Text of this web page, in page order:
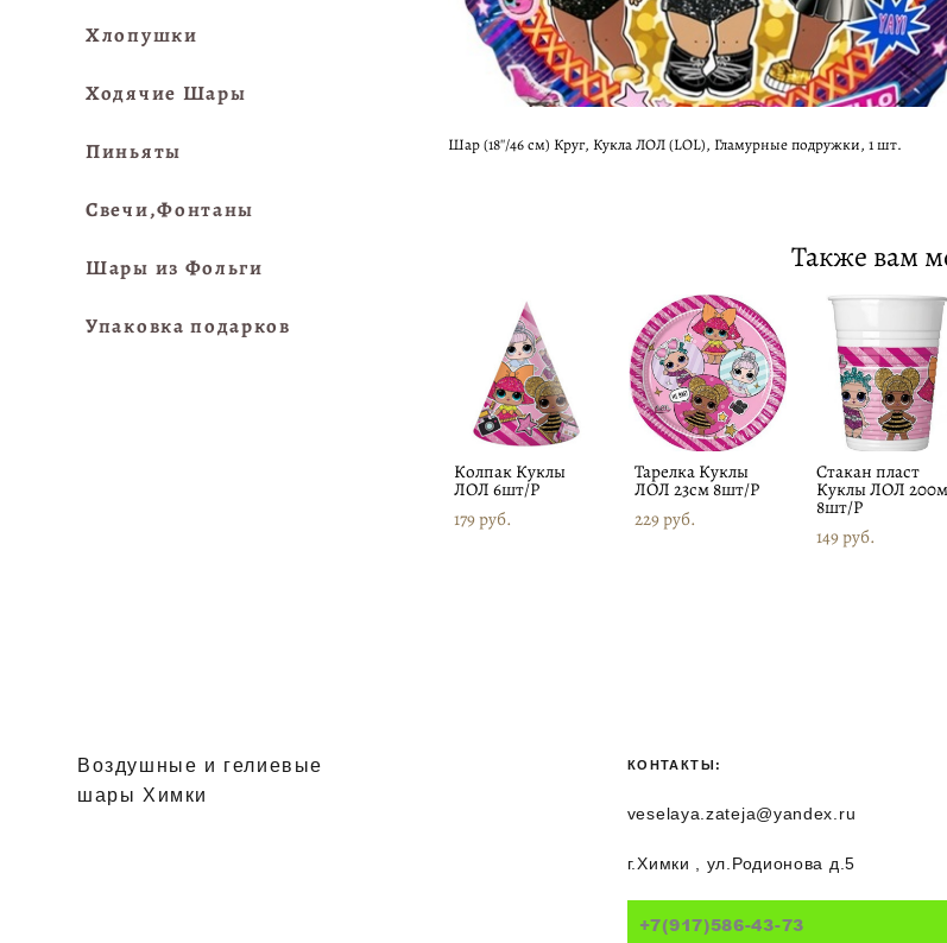
Хлопушки
Ходячие Шары
Пиньяты
Свечи,Фонтаны
Шары из Фольги
Упаковка подарков
Шар (18''/46 см) Круг, Кукла ЛОЛ (LOL), Гламурные подружки, 1 шт.
Также вам
Колпак Куклы
ЛОЛ 6шт/P
179 pуб.
Тарелка Куклы
ЛОЛ 23см 8шт/Р
229 pуб.
Стакан пласт
Куклы ЛОЛ
8шт/Р
149 pуб.
Воздушные и гелиевые
шары Химки
КОНТАКТЫ:
veselaya.zateja@yandex.ru
г.Химки , ул.Родионова д.5
+7(917)586-43-73